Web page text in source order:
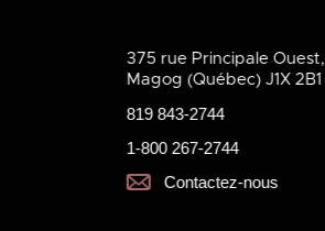
375 rue Principale Ouest,
Magog (Québec) J1X 2B1
819 843-2744
1-800 267-2744
Contactez-nous